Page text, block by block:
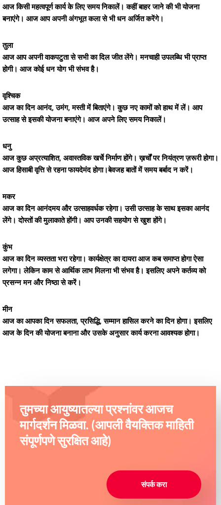
आज किसी महत्वपूर्ण कार्य के लिए समय निकालें। कहीं बाहर जाने की भी योजना
बनाएंगे। आज आप अपनी अंगभूत कला से भी धन अर्जित करेंगे।
तुला
आज आप अपनी वाकपटुता से सभी का दिल जीत लेंगे। मनचाही उपलब्धि भी प्राप्त
होगी। आज कोई धन योग भी संभव है।
वृश्चिक
आज का दिन आनंद, उमंग, मस्ती में बिताएंगे। कुछ नए कामों को हाथ में लें। आप
उत्साह से इसकी योजना बनाएंगे। आज अपने लिए समय निकालें।
धनु
आज कुछ अप्रत्याशित, अवास्तविक खर्चे निर्माण होंगे। ख़र्चों पर नियंत्रण ज़रूरी होगा।
आज हिसाबी वृत्ति से रहना फायदेमंद होगा।बेवजह बातों में समय बर्बाद न करें।
मकर
आज का दिन आनंदमय और उत्साहवर्धक रहेगा। उसी उत्साह के साथ इसका आनंद
लेंगे। दोस्तों की मुलाकाते होंगी। आप उनकी सहयोग से खुश होंगे।
कुंभ
आज का दिन व्यस्तता भरा रहेगा। कार्यक्षेत्र का दायरा आज कब समाप्त होगा ऐसा
लगेगा। लेकिन काम से आर्थिक लाभ मिलना भी संभव है। इसलिए अपने कर्तव्य को
प्रसन्न मन और निष्ठा से करें।
मीन
आज का आपका दिन सफलता, प्रसिद्धि, सम्मान हासिल करने का दिन होगा। इसलिए
आज के दिन की योजना बनाना और उसके अनुसार कार्य करना आवश्यक होगा।
तुमच्या आयुष्यातल्या प्रश्नांवर आजच
मार्गदर्शन मिळवा. (आपली वैयक्तिक माहिती
संपूर्णपणे सुरक्षित आहे)
संपर्क करा